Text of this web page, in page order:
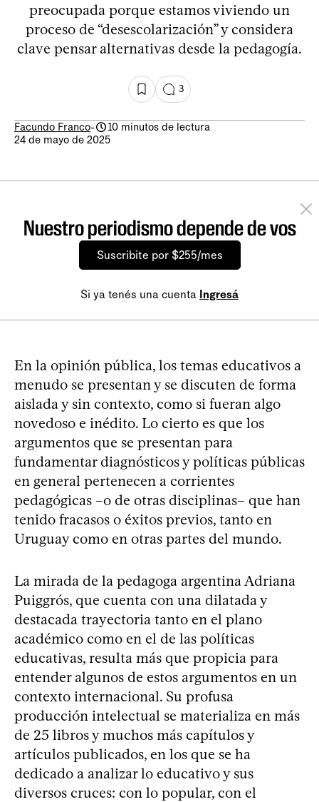
preocupada porque estamos viviendo un
proceso de “desescolarización” y considera
clave pensar alternativas desde la pedagogía.
3
Facundo Franco-
10 minutos de lectura
24 de mayo de 2025
Nuestro periodismo depende de vos
Suscribite por $255/mes
Si ya tenés una cuenta Ingresá
En la opinión pública, los temas educativos a
menudo se presentan y se discuten de forma
aislada y sin contexto, como si fueran algo
novedoso e inédito. Lo cierto es que los
argumentos que se presentan para
fundamentar diagnósticos y políticas públicas
en general pertenecen a corrientes
pedagógicas –o de otras disciplinas– que han
tenido fracasos o éxitos previos, tanto en
Uruguay como en otras partes del mundo.
La mirada de la pedagoga argentina Adriana
Puiggrós, que cuenta con una dilatada y
destacada trayectoria tanto en el plano
académico como en el de las políticas
educativas, resulta más que propicia para
entender algunos de estos argumentos en un
contexto internacional. Su profusa
producción intelectual se materializa en más
de 25 libros y muchos más capítulos y
artículos publicados, en los que se ha
dedicado a analizar lo educativo y sus
diversos cruces: con lo popular, con el